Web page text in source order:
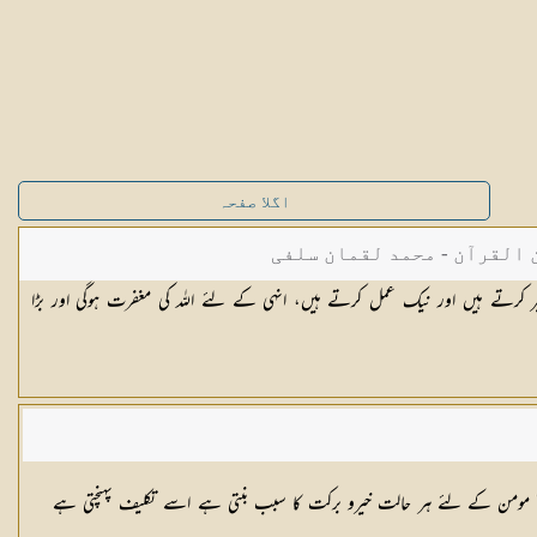
اگلا صفحہ
القرآن - محمد لقمان سلفی
ہیں اور نیک عمل کرتے ہیں، انہی کے لئے اللہ کی مغفرت ہوگی اور بڑا
مومن کے لئے ہر حالت خیرو برکت کا سبب بنتی ہے اسے تکلیف پہنچتی ہے